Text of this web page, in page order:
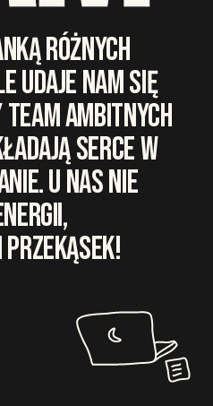
RÓŻNYCH
UDAJE NAM SIĘ
TEAM AMBITNYCH
SERCE W
U NAS NIE